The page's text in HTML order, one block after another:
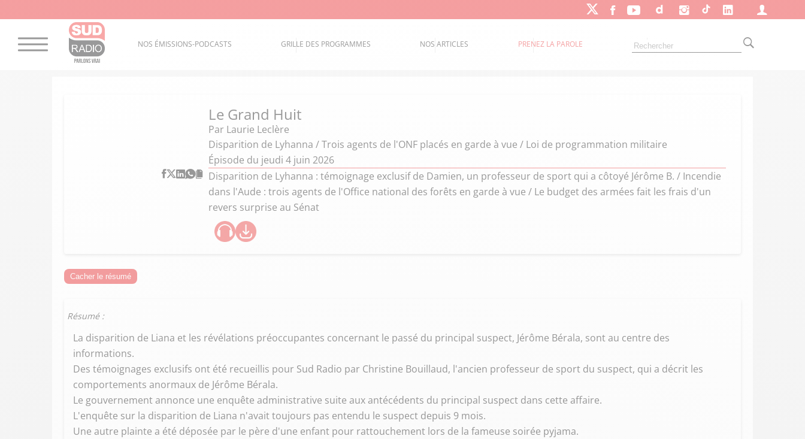
NOS ÉMISSIONS-PODCASTS GRILLE DES PROGRAMMES NOS ARTICLES PRENEZ LA PAROLE
Le Grand Huit
Par Laurie Leclère
Disparition de Lyhanna / Trois agents de l'ONF placés en garde à vue / Loi de programmation militaire
Épisode du jeudi 4 juin 2026
Disparition de Lyhanna : témoignage exclusif de Damien, un professeur de sport qui a côtoyé Jérôme B. / Incendie
dans l'Aude : trois agents de l'Office national des forêts en garde à vue / Le budget des armées fait les frais d'un
revers surprise au Sénat
Cacher le résumé
Résumé :
La disparition de Liana et les révélations préoccupantes concernant le passé du principal suspect, Jérôme Bérala, sont au centre des
informations.
Des témoignages exclusifs ont été recueillis pour Sud Radio par Christine Bouillaud, l'ancien professeur de sport du suspect, qui a décrit les
comportements anormaux de Jérôme Bérala.
Le gouvernement annonce une enquête administrative suite aux antécédents du principal suspect dans cette affaire.
L'enquête sur la disparition de Liana n'avait toujours pas entendu le suspect depuis 9 mois.
Une autre plainte a été déposée par le père d'une enfant pour rattouchement lors de la fameuse soirée pyjama.